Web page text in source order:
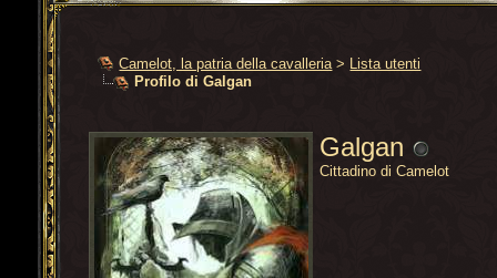
Camelot, la patria della cavalleria > Lista utenti
Profilo di Galgan
Galgan
Cittadino di Camelot